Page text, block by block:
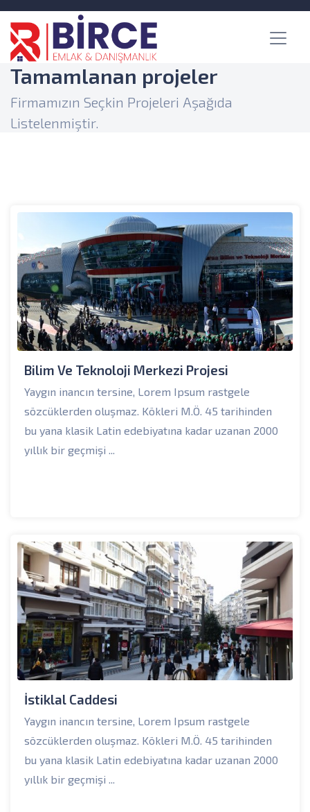
Tamamlanan projeler
Firmamızın Seçkin Projeleri Aşağıda
Listelenmiştir.
Bilim Ve Teknoloji Merkezi Projesi
Yaygın inancın tersine, Lorem Ipsum rastgele
sözcüklerden oluşmaz. Kökleri M.Ö. 45 tarihinden
bu yana klasik Latin edebiyatına kadar uzanan 2000
yıllık bir geçmişi ...
İstiklal Caddesi
Yaygın inancın tersine, Lorem Ipsum rastgele
sözcüklerden oluşmaz. Kökleri M.Ö. 45 tarihinden
bu yana klasik Latin edebiyatına kadar uzanan 2000
yıllık bir geçmişi ...